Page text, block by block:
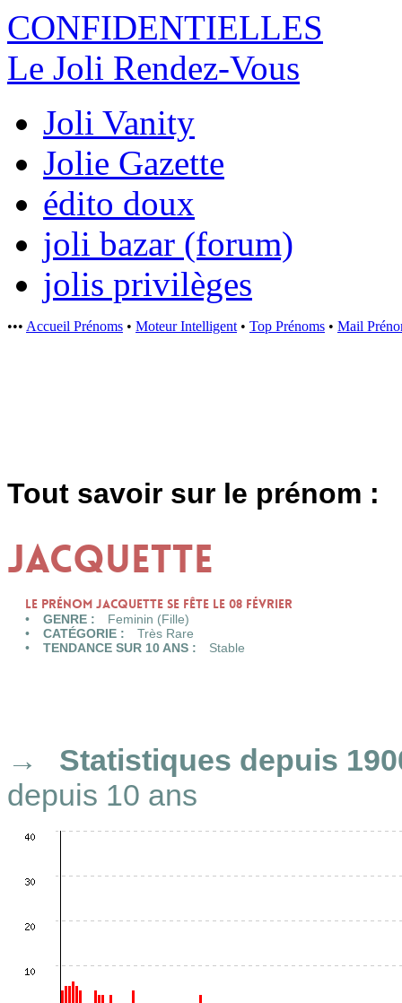
CONFIDENTIELLES
Le Joli Rendez-Vous
Joli Vanity
Jolie Gazette
édito doux
joli bazar (forum)
jolis privilèges
••• Accueil Prénoms • Moteur Intelligent • Top Prénoms • Mail
Tout savoir sur le prénom :
JACQUETTE
Le prénom JACQUETTE se fête le 08 Février
GENRE :
Feminin (Fille)
CATÉGORIE :
Très Rare
TENDANCE SUR 10 ANS :
Stable
Statistiques depuis
depuis 10 ans